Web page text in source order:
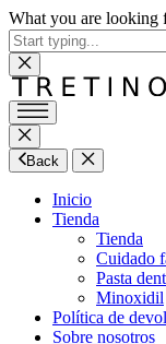
What you are looking
Back
Inicio
Tienda
Tienda
Cuidado
Pasta
Minoxidil
Política de
Sobre nosotros